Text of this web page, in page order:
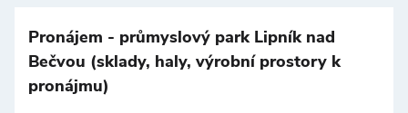
−
Pronájem - průmyslový park Lipník nad
Bečvou (sklady, haly, výrobní prostory k
pronájmu)